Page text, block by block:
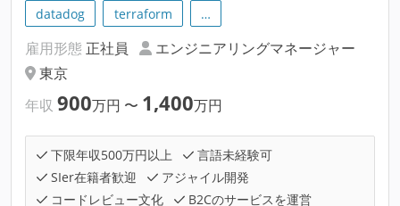
datadog
terraform …
雇用形態 正社員
エンジニアリングマネージャー
東京
年収 900万円 〜 1,400万円
下限年収500万円以上
言語未経験可
SIer在籍者歓迎
アジャイル開発
コードレビュー文化
B2Cのサービスを運営